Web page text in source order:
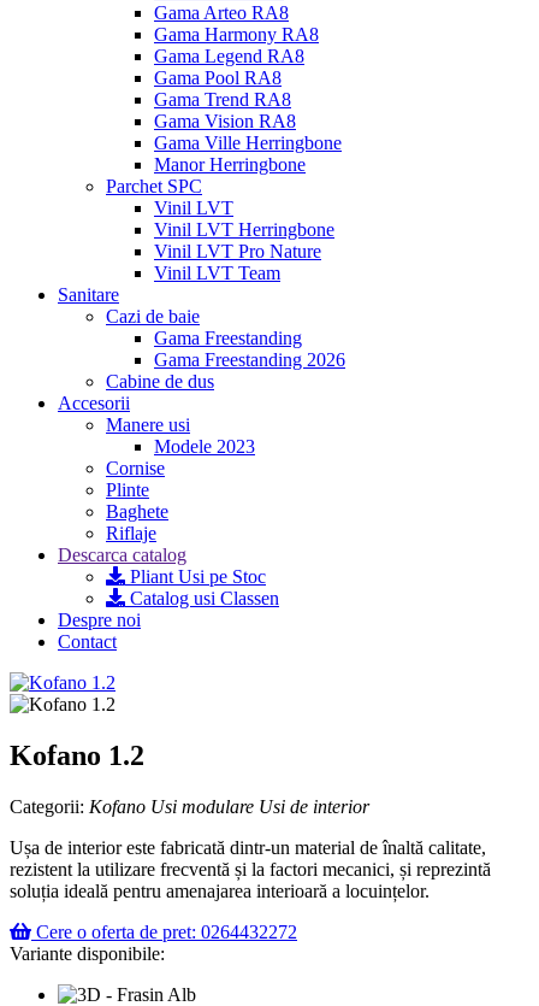
Gama Arteo RA8
Gama Harmony RA8
Gama Legend RA8
Gama Pool RA8
Gama Trend RA8
Gama Vision RA8
Gama Ville Herringbone
Manor Herringbone
Parchet SPC
Vinil LVT
Vinil LVT Herringbone
Vinil LVT Pro Nature
Vinil LVT Team
Sanitare
Cazi de baie
Gama Freestanding
Gama Freestanding 2026
Cabine de dus
Accesorii
Manere usi
Modele 2023
Cornise
Plinte
Baghete
Riflaje
Descarca catalog
Pliant Usi pe Stoc
Catalog usi Classen
Despre noi
Contact
Kofano 1.2
Categorii: Kofano Usi modulare Usi de interior
Ușa de interior este fabricată dintr-un material de înaltă calitate,
rezistent la utilizare frecventă și la factori mecanici, și reprezintă
soluția ideală pentru amenajarea interioară a locuințelor.
Cere o oferta de pret: 0264432272
Variante disponibile: